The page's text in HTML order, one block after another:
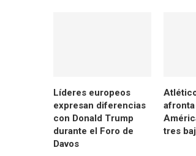
Líderes europeos
expresan diferencias
con Donald Trump
durante el Foro de
Davos
tres